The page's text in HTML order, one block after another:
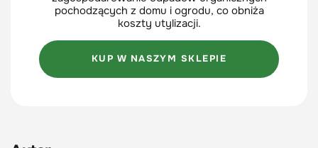
pochodzących z domu i ogrodu, co obniża
koszty utylizacji.
KUP W NASZYM SKLEPIE